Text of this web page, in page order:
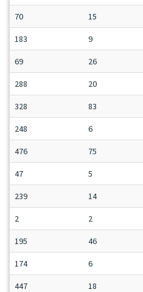
70 15
183 9
69 26
288 20
328 83
248 6
476 75
47 5
239 14
2 2
195 46
174 6
447 18